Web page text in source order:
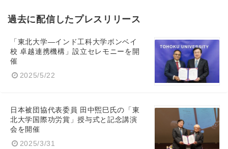
過去に配信したプレスリリース
「東北大学―インド工科大学ボンベイ
校 卓越連携機構」設立セレモニーを開
催
2025/5/22
日本被団協代表委員 田中煕巳氏の「東
北大学国際功労賞」授与式と記念講演
会を開催
2025/3/31